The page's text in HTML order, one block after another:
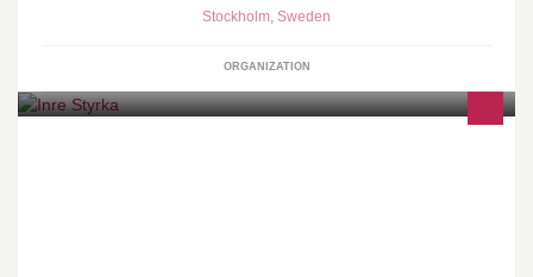
Stockholm, Sweden
ORGANIZATION